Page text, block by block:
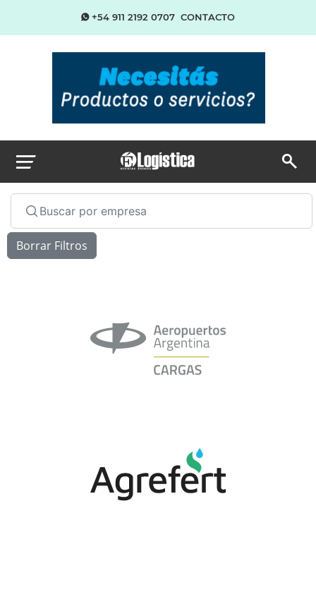
+54 911 2192 0707 CONTACTO